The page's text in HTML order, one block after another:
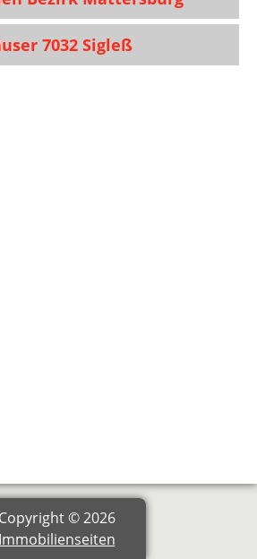
7032 Sigleß
Copyright © 2026
Immobilienseiten